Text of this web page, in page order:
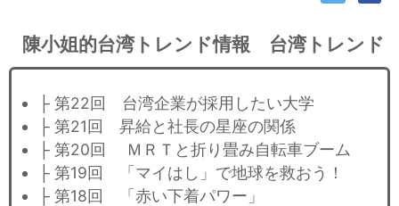
陳小姐的台湾トレンド情報 台湾トレンド
├ 第22回 台湾企業が採用したい大学
├ 第21回 昇給と社長の星座の関係
├ 第20回 ＭＲＴと折り畳み自転車ブーム
├ 第19回 「マイはし」で地球を救おう！
├ 第18回 「赤い下着パワー」